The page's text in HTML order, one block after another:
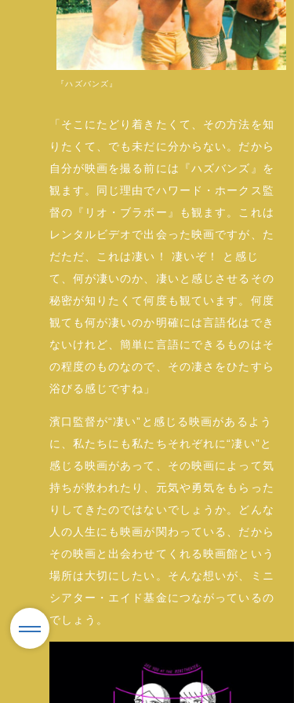
『ハズバンズ』
「そこにたどり着きたくて、その方法を知
りたくて、でも未だに分からない。だから
自分が映画を撮る前には『ハズバンズ』を
観ます。同じ理由でハワード・ホークス監
督の『リオ・ブラボー』も観ます。これは
レンタルビデオで出会った映画ですが、た
だただ、これは凄い！ 凄いぞ！ と感じ
て、何が凄いのか、凄いと感じさせるその
秘密が知りたくて何度も観ています。何度
観ても何が凄いのか明確には言語化はでき
ないけれど、簡単に言語にできるものはそ
の程度のものなので、その凄さをひたすら
浴びる感じですね」
濱口監督が“凄い”と感じる映画があるよう
に、私たちにも私たちそれぞれに“凄い”と
感じる映画があって、その映画によって気
持ちが救われたり、元気や勇気をもらった
りしてきたのではないでしょうか。どんな
人の人生にも映画が関わっている、だから
その映画と出会わせてくれる映画館という
場所は大切にしたい。そんな想いが、ミニ
シアター・エイド基金につながっているの
でしょう。